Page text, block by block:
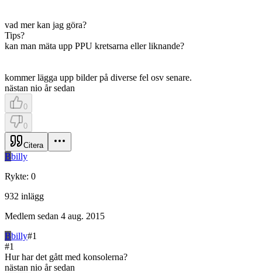
vad mer kan jag göra?
Tips?
kan man mäta upp PPU kretsarna eller liknande?
kommer lägga upp bilder på diverse fel osv senare.
nästan nio år sedan
0
0
Citera
Bbilly
Rykte: 0
932 inlägg
Medlem sedan 4 aug. 2015
Bbilly#1
#1
Hur har det gått med konsolerna?
nästan nio år sedan